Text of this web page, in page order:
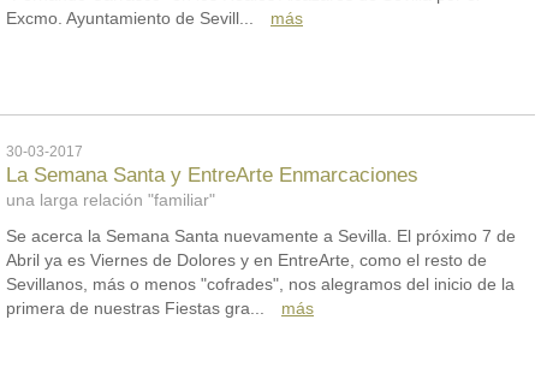
Excmo. Ayuntamiento de Sevill...
más
30-03-2017
La Semana Santa y EntreArte Enmarcaciones
una larga relación "familiar"
Se acerca la Semana Santa nuevamente a Sevilla. El próximo 7 de
Abril ya es Viernes de Dolores y en EntreArte, como el resto de
Sevillanos, más o menos "cofrades", nos alegramos del inicio de la
primera de nuestras Fiestas gra...
más